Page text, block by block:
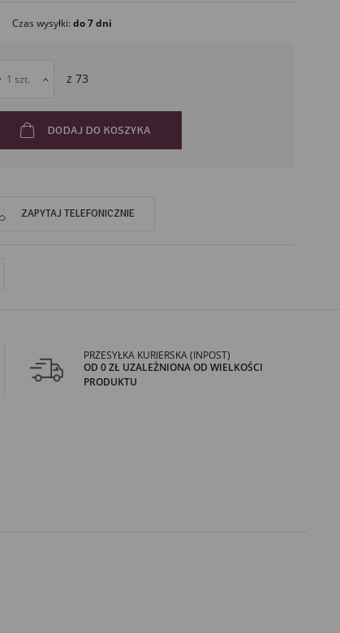
Czas wysyłki:do 7 dni
z 73
DODAJ DO KOSZYKA
ZAPYTAJ TELEFONICZNIE
PRZESYŁKA KURIERSKA (INPOST)
OD 0 ZŁ UZALEŻNIONA OD WIELKOŚCI
PRODUKTU